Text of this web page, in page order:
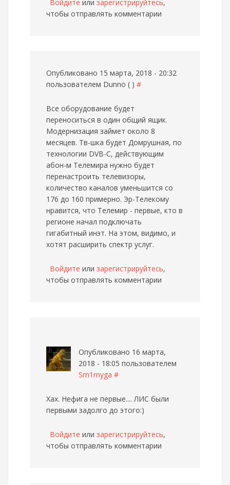
Войдите или зарегистрируйтесь,
чтобы отправлять комментарии
Опубликовано 15 марта, 2018 - 20:32
пользователем Dunno ( ) #
Все оборудование будет
переноситься в один общий ящик.
Модернизация займет около 8
месяцев. Тв-шка будет Домрушная, по
технологии DVB-C, действующим
абон-м Телемира нужно будет
перенастроить телевизоры,
количество каналов уменьшится со
176 до 160 примерно. Эр-Телекому
нравится, что Телемир - первые, кто в
регионе начал подключать
гигабитный инэт. На этом, видимо, и
хотят расширить спектр услуг.
Войдите или зарегистрируйтесь,
чтобы отправлять комментарии
Опубликовано 16 марта,
2018 - 18:05 пользователем
Sm1rnyga #
Хах. Нефига не первые.... ЛИС были
первыми задолго до этого:)
Войдите или зарегистрируйтесь,
чтобы отправлять комментарии